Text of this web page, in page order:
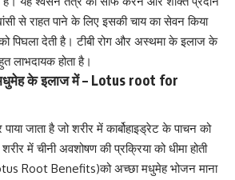
से राहत पाने के लिएइसकी चाय का सेवन किया
पिघला देती है। टीबी रोग और अस्थमा के इलाज के
लाभदायक होता है।
के इलाज में – Lotus root for
जाता है जो शरीर में कार्बोहाइड्रेट के पाचन को
में चीनी अवशोषण की प्रक्रिया को धीमा होती
Root Benefits)को अच्छामधुमेहभोजन माना